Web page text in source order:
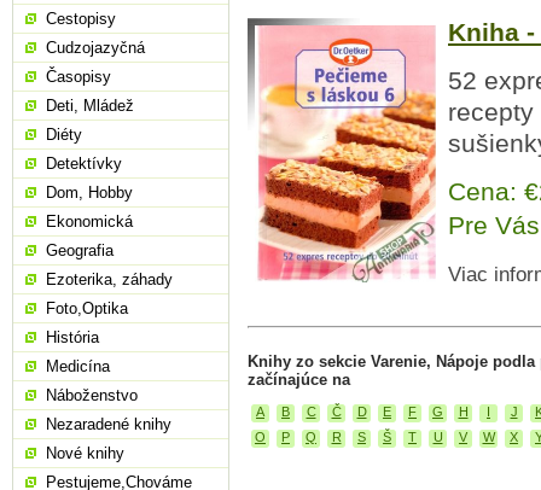
Kniha
52
Cena:
Pre
Viac
Knihy zo sekcie Varenie, Nápoje podla
začínajúce na
A B C Č D E F G H I J
O
P Q R S Š T U V W X
Cestopisy
Cudzojazyčná
Časopisy
Deti, Mládež
Diéty
Detektívky
Dom, Hobby
Ekonomická
Geografia
Ezoterika, záhady
Foto,Optika
História
Medicína
Náboženstvo
Nezaradené knihy
Nové knihy
Pestujeme,Chováme